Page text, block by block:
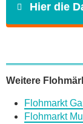
Hier die
E-
Weitere
Flohmarkt
Flohmarkt